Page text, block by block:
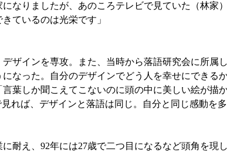
なりましたが、あのころテレビで見ていた（林家
ているのは光栄です」
ザインを専攻。また、当時から落語研究会に所属
なった。自分のデザインでどう人を幸せにできる
葉しか聞こえてこないのに頭の中に美しい絵が描
れば、デザインと落語は同じ。自分と同じ感動を
耐え、92年には27歳で二つ目になるなど頭角を現